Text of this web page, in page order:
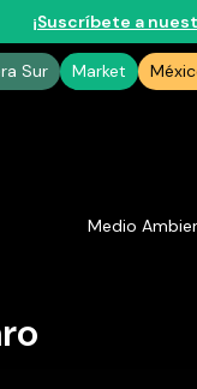
¡Suscríbete a
Sur Market
Medio